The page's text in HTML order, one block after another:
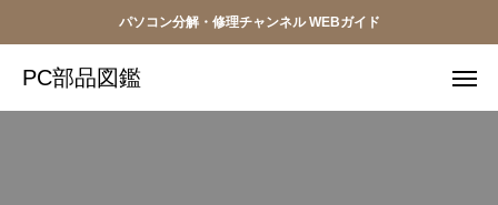
パソコン分解・修理チャンネル WEBガイド
PC部品図鑑
PC部品図鑑